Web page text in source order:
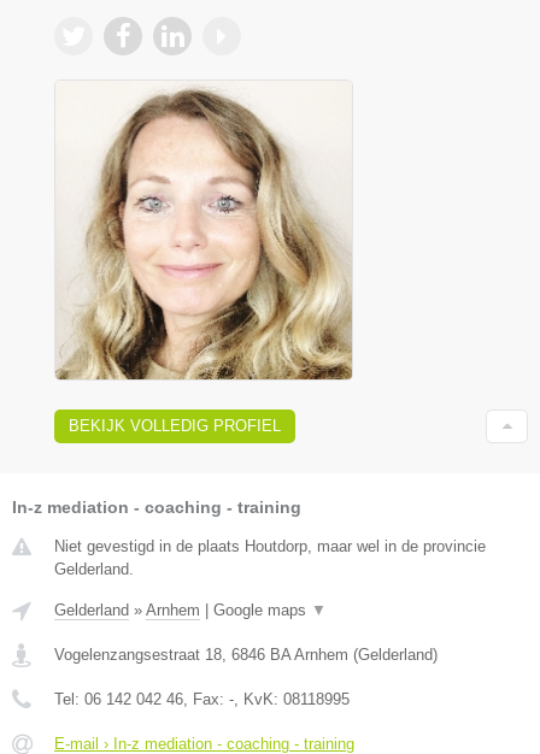
BEKIJK VOLLEDIG PROFIEL
In-z mediation - coaching - training
Niet gevestigd in de plaats Houtdorp, maar wel in de provincie
Gelderland.
Gelderland » Arnhem Google maps ▼
Vogelenzangsestraat 18 6846 BA Arnhem (Gelderland)
Tel: 06 142 042 46 , Fax: - , KvK: 08118995
E-mail › In-z mediation - coaching - training